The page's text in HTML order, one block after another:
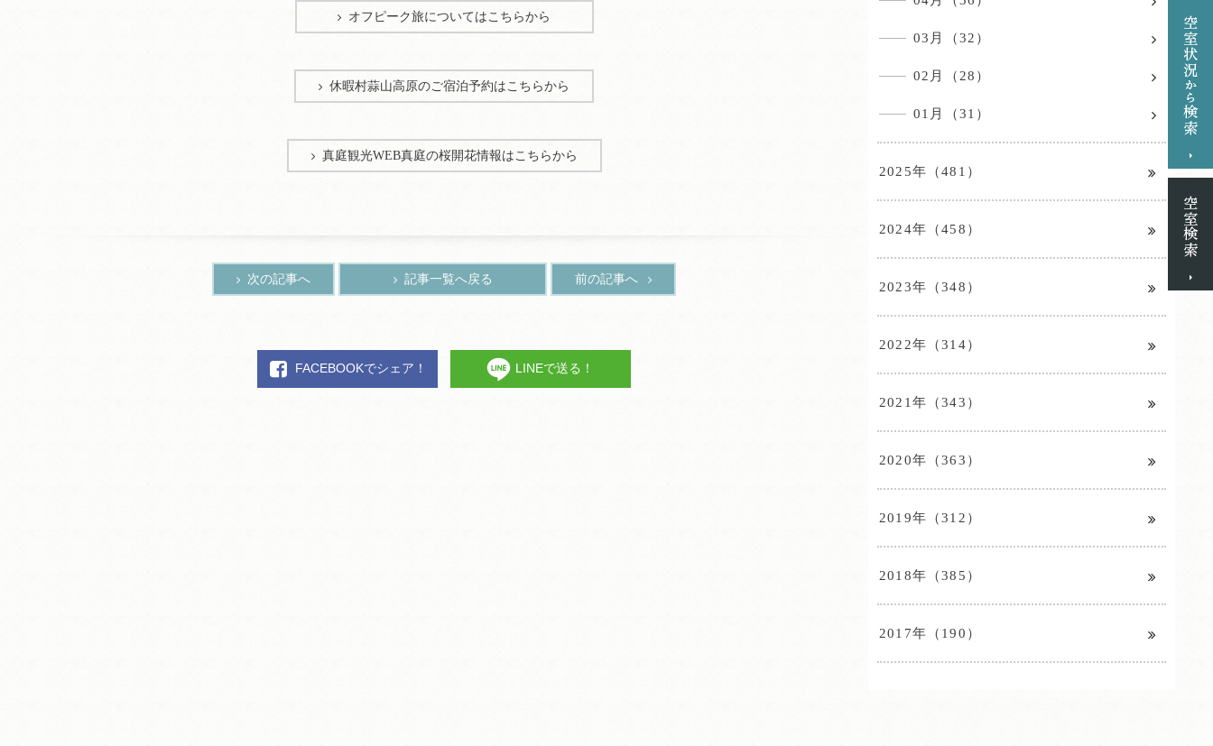
オフピーク旅についてはこちらから
休暇村蒜山高原のご宿泊予約はこちらから
真庭観光WEB真庭の桜開花情報はこちらから
次の記事へ 記事一覧へ戻る 前の記事へ
FACEBOOKでシェア！ LINEで送る！
03月（32）
02月（28）
01月（31）
2025年（481）
2024年（458）
2023年（348）
2022年（314）
2021年（343）
2020年（363）
2019年（312）
2018年（385）
2017年（190）